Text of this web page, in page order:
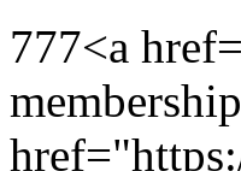
777<a